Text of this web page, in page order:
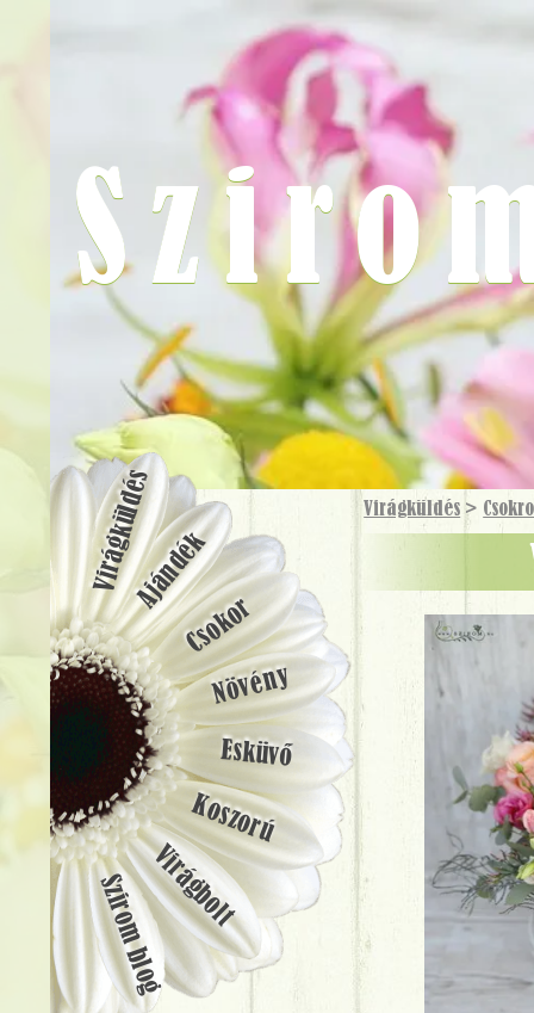
Virágküldés >
VirágküldésAjándék
Csokor
Növény
Esküvő
Koszorú
Virágbolt
Szirom blog